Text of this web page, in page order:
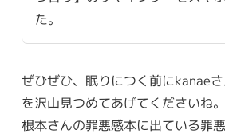
た。
ぜひぜひ、眠りにつく前にkanae
を沢山見つめてあげてくださいね。
根本さんの罪悪感本に出ている罪